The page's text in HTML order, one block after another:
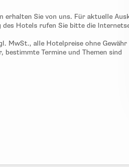
erhalten Sie von uns. Für aktuelle
Hotels rufen Sie bitte die
MwSt., alle Hotelpreise ohne Gewähr
bestimmte Termine und Themen sind